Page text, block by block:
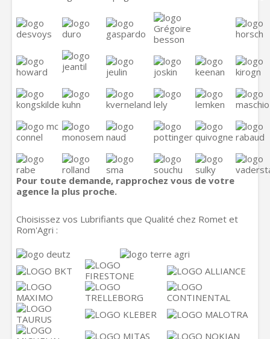
Pour toute demande, rapprochez vous de votre
agence la plus proche.
Choisissez vos Lubrifiants que Qualité chez Romet et
Rom'Agri :